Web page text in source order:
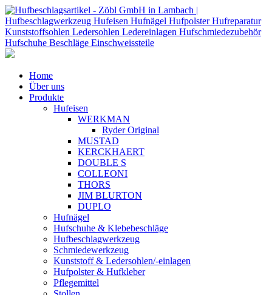
Home
Über uns
Produkte
Hufeisen
WERKMAN
Ryder Original
MUSTAD
KERCKHAERT
DOUBLE S
COLLEONI
THORS
JIM BLURTON
DUPLO
Hufnägel
Hufschuhe & Klebebeschläge
Hufbeschlagwerkzeug
Schmiedewerkzeug
Kunststoff & Ledersohlen/-einlagen
Hufpolster & Hufkleber
Pflegemittel